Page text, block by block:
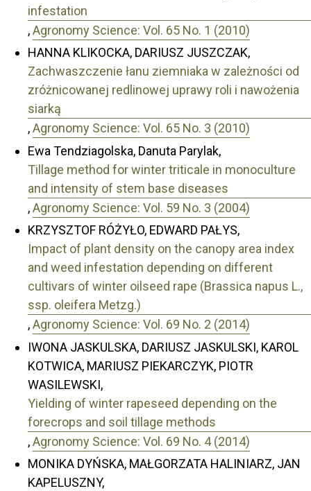
infestation
,Agronomy Science: Vol. 65 No. 1 (2010)
HANNA KLIKOCKA, DARIUSZ JUSZCZAK,
Zachwaszczenie łanu ziemniaka w zależności od
zróżnicowanej redlinowej uprawy roli i nawożenia
siarką
,Agronomy Science: Vol. 65 No. 3 (2010)
Ewa Tendziagolska, Danuta Parylak,
Tillage method for winter triticale in monoculture
and intensity of stem base diseases
,Agronomy Science: Vol. 59 No. 3 (2004)
KRZYSZTOF RÓŻYŁO, EDWARD PAŁYS,
Impact of plant density on the canopy area index
and weed infestation depending on different
cultivars of winter oilseed rape (Brassica napus L.,
ssp. oleifera Metzg.)
,Agronomy Science: Vol. 69 No. 2 (2014)
IWONA JASKULSKA, DARIUSZ JASKULSKI, KAROL
KOTWICA, MARIUSZ PIEKARCZYK, PIOTR
WASILEWSKI,
Yielding of winter rapeseed depending on the
forecrops and soil tillage methods
,Agronomy Science: Vol. 69 No. 4 (2014)
MONIKA DYŃSKA, MAŁGORZATA HALINIARZ, JAN
KAPELUSZNY,